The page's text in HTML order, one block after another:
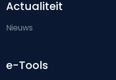
Actualiteit
Nieuws
e-Tools